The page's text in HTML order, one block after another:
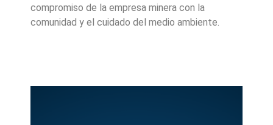
compromiso de la empresa minera con la
comunidad y el cuidado del medio ambiente.